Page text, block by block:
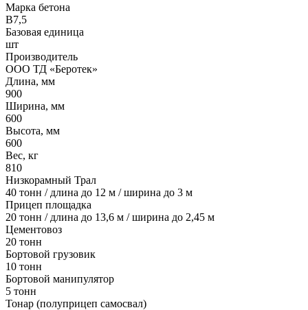
Марка бетона
B7,5
Базовая единица
шт
Производитель
ООО ТД «Беротек»
Длина, мм
900
Ширина, мм
600
Высота, мм
600
Вес, кг
810
Низкорамный Трал
40 тонн / длина до 12 м / ширина до 3 м
Прицеп площадка
20 тонн / длина до 13,6 м / ширина до 2,45 м
Цементовоз
20 тонн
Бортовой грузовик
10 тонн
Бортовой манипулятор
5 тонн
Тонар (полуприцеп самосвал)